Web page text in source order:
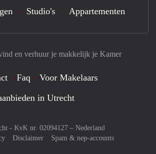
en verhuur je makkelijk je Kamer
Faq
Voor Makelaars
in Utrecht
- KvK nr. 02094127 – Nederland
Disclaimer
Spam & nep-accounts
Studio's Appartementen